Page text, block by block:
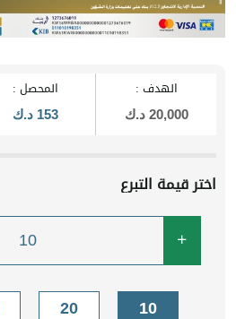
الهدف :
20,000 د.ك
المحصل :
153 د.ك
اختر قيمة التبرع
10
20